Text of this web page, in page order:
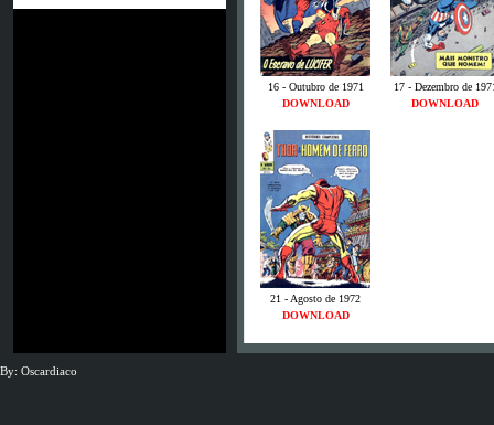
16 - Outubro de 1971
17 - Dezembro de
DOWNLOAD
DOWNLOAD
21 - Agosto de 1972
DOWNLOAD
By: Oscardiaco